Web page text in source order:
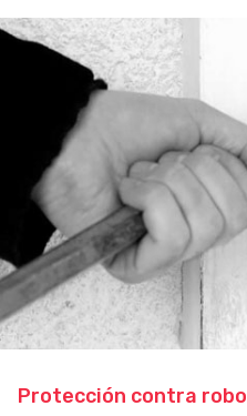
Protección contra robo